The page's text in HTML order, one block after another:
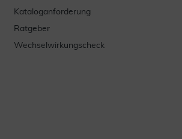
Kataloganforderung
Ratgeber
Wechselwirkungscheck